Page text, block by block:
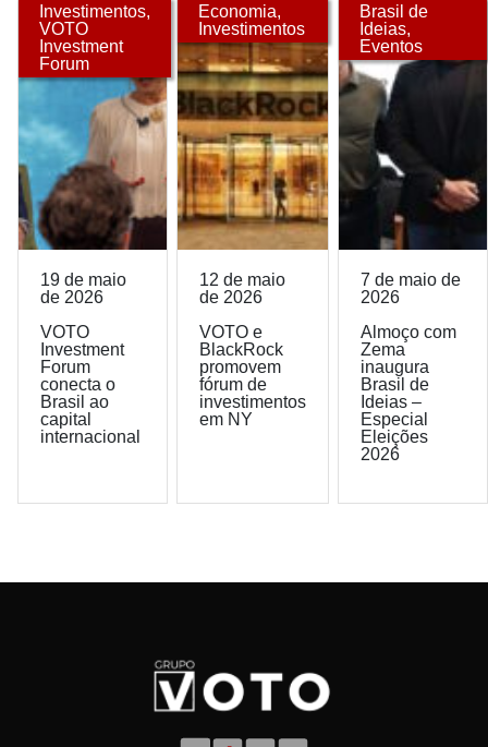
Investimentos,
VOTO
Investment
Forum
19 de maio
de 2026
VOTO
Investment
Forum
conecta o
Brasil ao
capital
internacional
Economia,
Investimentos
12 de maio
de 2026
VOTO e
BlackRock
promovem
fórum de
investimentos
em NY
Brasil de
Ideias,
Eventos
7 de maio de
2026
Almoço com
Zema
inaugura
Brasil de
Ideias –
Especial
Eleições
2026